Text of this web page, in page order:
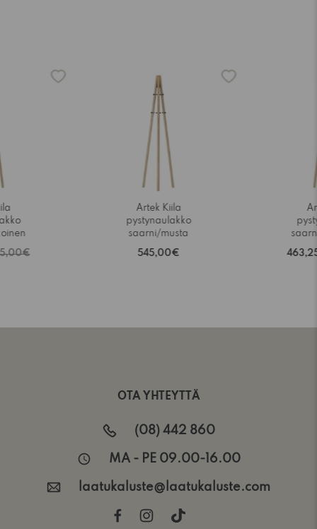
Artek Kiila
pystynaulakko
saarni/musta
545,00€
OTA YHTEYTTÄ
(08) 442 860
MA - PE 09.00-16.00
laatukaluste@laatukaluste.com